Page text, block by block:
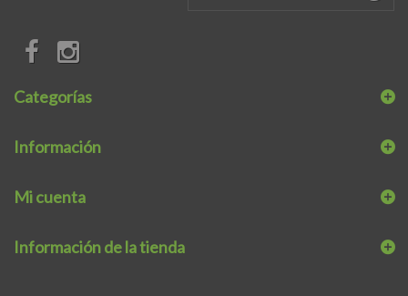
Categorías
Información
Mi cuenta
Información de la tienda